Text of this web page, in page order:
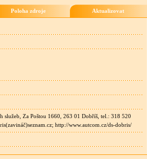
Poloha zdroje Aktualizovat
služeb, Za Poštou 1660, 263 01 Dobříš, tel.: 318 520
http://www.autcom.cz/ds-dobris/